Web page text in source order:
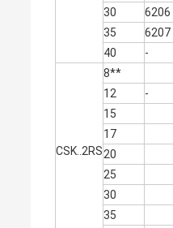
30
6206
35
6207
40
-
CSK..2RS
8**
12
-
15
17
20
25
30
35